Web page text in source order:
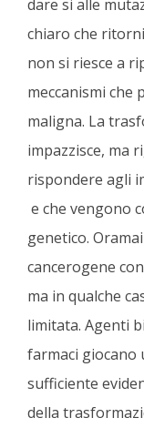
dare si alle
chiaro che
non si riesce a
meccanismi che
maligna. La
impazzisce, ma
rispondere agli
e che vengono
genetico.
cancerogene
ma in qualche
limitata. Agenti
farmaci
sufficiente
della